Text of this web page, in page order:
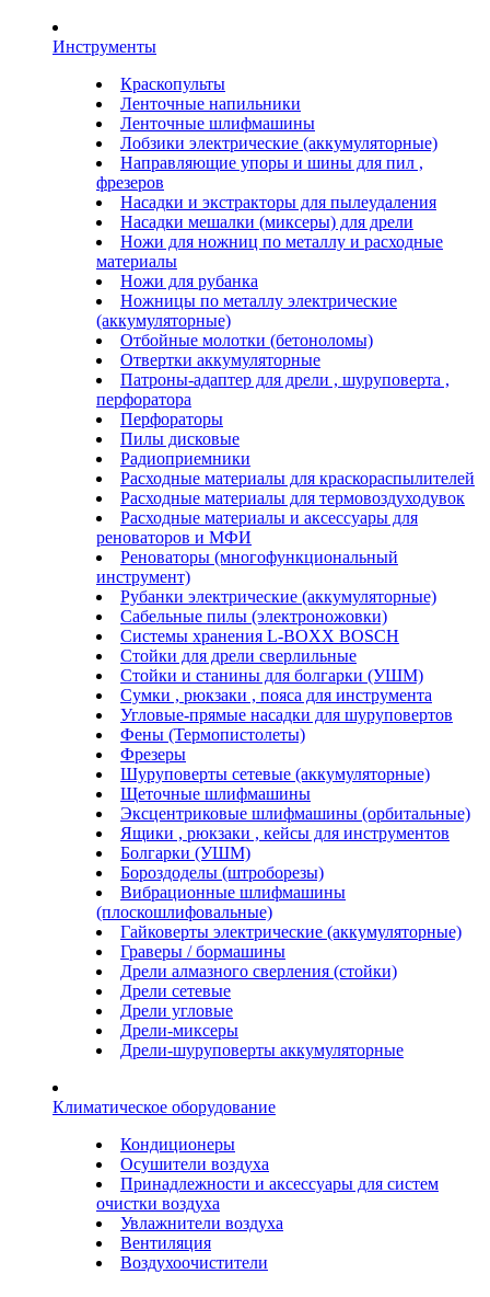
Инструменты
Краскопульты
Ленточные напильники
Ленточные шлифмашины
Лобзики электрические (аккумуляторные)
Направляющие упоры и шины для пил ,
фрезеров
Насадки и экстракторы для пылеудаления
Насадки мешалки (миксеры) для дрели
Ножи для ножниц по металлу и расходные
материалы
Ножи для рубанка
Ножницы по металлу электрические
(аккумуляторные)
Отбойные молотки (бетоноломы)
Отвертки аккумуляторные
Патроны-адаптер для дрели , шуруповерта ,
перфоратора
Перфораторы
Пилы дисковые
Радиоприемники
Расходные материалы для краскораспылителей
Расходные материалы для термовоздуходувок
Расходные материалы и аксессуары для
реноваторов и МФИ
Реноваторы (многофункциональный
инструмент)
Рубанки электрические (аккумуляторные)
Сабельные пилы (электроножовки)
Системы хранения L-BOXX BOSCH
Стойки для дрели сверлильные
Стойки и станины для болгарки (УШМ)
Сумки , рюкзаки , пояса для инструмента
Угловые-прямые насадки для шуруповертов
Фены (Термопистолеты)
Фрезеры
Шуруповерты сетевые (аккумуляторные)
Щеточные шлифмашины
Эксцентриковые шлифмашины (орбитальные)
Ящики , рюкзаки , кейсы для инструментов
Болгарки (УШМ)
Бороздоделы (штроборезы)
Вибрационные шлифмашины
(плоскошлифовальные)
Гайковерты электрические (аккумуляторные)
Граверы / бормашины
Дрели алмазного сверления (стойки)
Дрели сетевые
Дрели угловые
Дрели-миксеры
Дрели-шуруповерты аккумуляторные
Климатическое оборудование
Кондиционеры
Осушители воздуха
Принадлежности и аксессуары для систем
очистки воздуха
Увлажнители воздуха
Вентиляция
Воздухоочистители